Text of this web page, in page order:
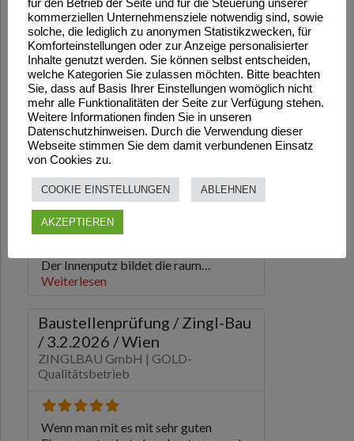
für den Betrieb der Seite und für die Steuerung unserer
kommerziellen Unternehmensziele notwendig sind, sowie
solche, die lediglich zu anonymen Statistikzwecken, für
Komforteinstellungen oder zur Anzeige personalisierter
Inhalte genutzt werden. Sie können selbst entscheiden,
welche Kategorien Sie zulassen möchten. Bitte beachten
Sie, dass auf Basis Ihrer Einstellungen womöglich nicht
mehr alle Funktionalitäten der Seite zur Verfügung stehen.
Weitere Informationen finden Sie in unseren
Datenschutzhinweisen. Durch die Verwendung dieser
Webseite stimmen Sie dem damit verbundenen Einsatz
von Cookies zu.
COOKIE EINSTELLUNGEN ABLEHNEN
AKZEPTIEREN